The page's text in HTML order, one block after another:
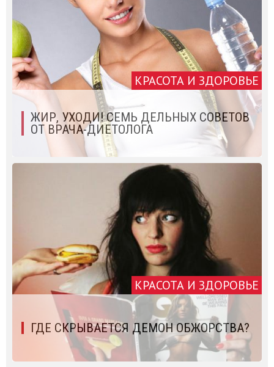
КРАСОТА И ЗДОРОВЬЕ
ЖИР, УХОДИ! СЕМЬ ДЕЛЬНЫХ СОВЕТОВ
ОТ ВРАЧА-ДИЕТОЛОГА
КРАСОТА И ЗДОРОВЬЕ
ГДЕ СКРЫВАЕТСЯ ДЕМОН ОБЖОРСТВА?